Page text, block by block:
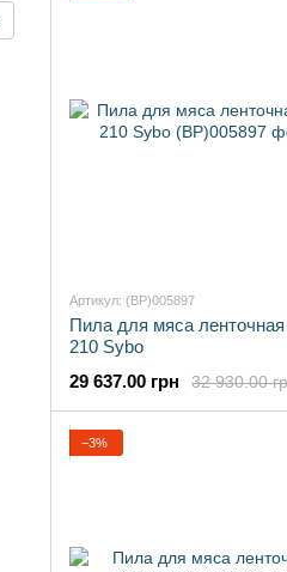
Артикул: (BP)005897
Пила для мяса
210 Sybo
32 930.00
29 637.00 грн
−3%